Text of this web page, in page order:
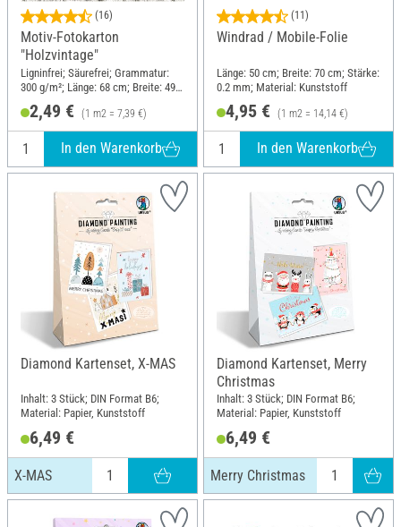
(16)
Motiv-Fotokarton
"Holzvintage"
Ligninfrei; Säurefrei; Grammatur:
300 g/m²; Länge: 68 cm; Breite: 49.5
2,49 € (1 m2 = 7,39 €)
In den Warenkorb
(11)
Windrad / Mobile-Folie
Länge: 50 cm; Breite: 70 cm; Stärke:
0.2 mm; Material: Kunststoff
4,95 € (1 m2 = 14,14 €)
In den Warenkorb
Diamond Kartenset, X-MAS
Inhalt: 3 Stück; DIN Format B6;
Material: Papier, Kunststoff
6,49 €
X-MAS
Diamond Kartenset, Merry
Christmas
Inhalt: 3 Stück; DIN Format B6;
Material: Papier, Kunststoff
6,49 €
Merry Christmas